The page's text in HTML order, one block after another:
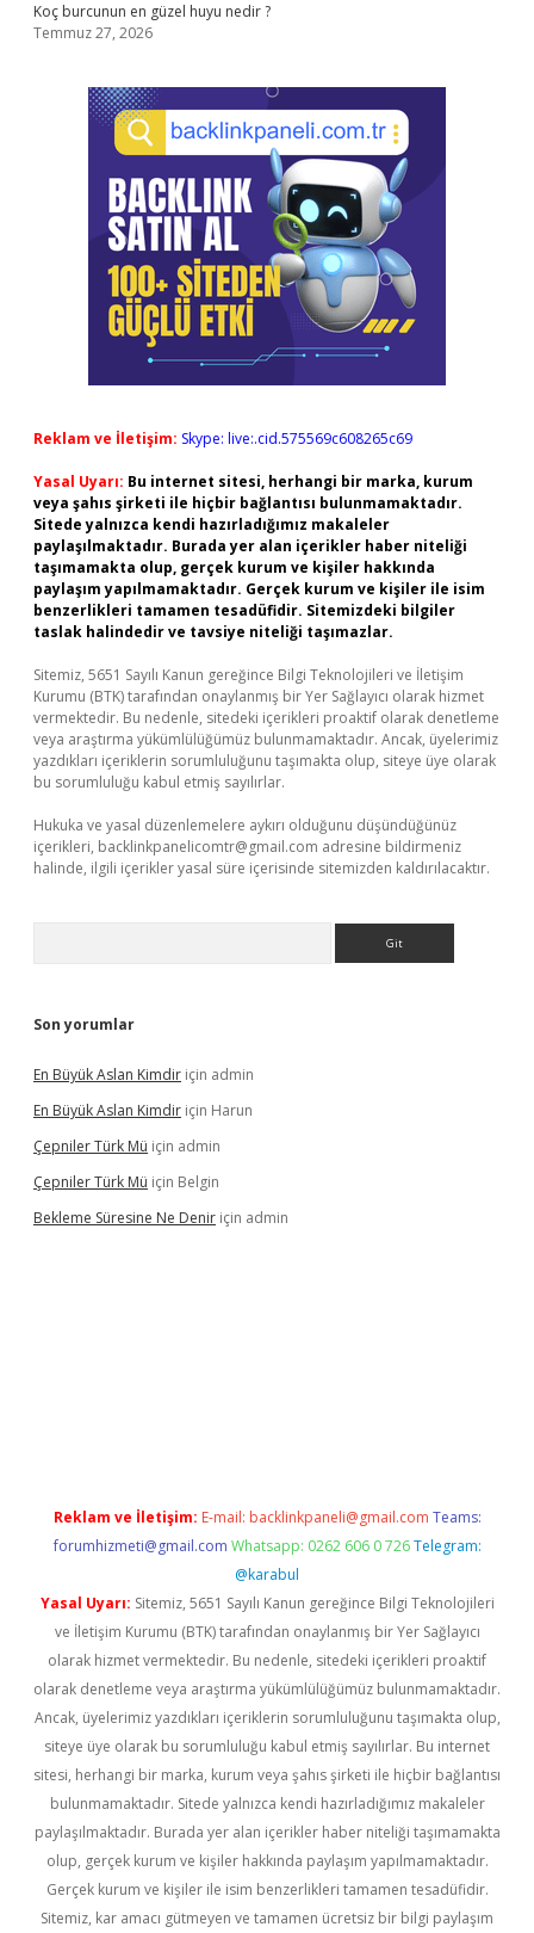
Koç burcunun en güzel huyu nedir ?
Temmuz 27, 2026
Reklam ve İletişim: Skype: live:.cid.575569c608265c69
Yasal Uyarı: Bu internet sitesi, herhangi bir marka, kurum
veya şahıs şirketi ile hiçbir bağlantısı bulunmamaktadır.
Sitede yalnızca kendi hazırladığımız makaleler
paylaşılmaktadır. Burada yer alan içerikler haber niteliği
taşımamakta olup, gerçek kurum ve kişiler hakkında
paylaşım yapılmamaktadır. Gerçek kurum ve kişiler ile isim
benzerlikleri tamamen tesadüfidir. Sitemizdeki bilgiler
taslak halindedir ve tavsiye niteliği taşımazlar.
Sitemiz, 5651 Sayılı Kanun gereğince Bilgi Teknolojileri ve İletişim
Kurumu (BTK) tarafından onaylanmış bir Yer Sağlayıcı olarak hizmet
vermektedir. Bu nedenle, sitedeki içerikleri proaktif olarak denetleme
veya araştırma yükümlülüğümüz bulunmamaktadır. Ancak, üyelerimiz
yazdıkları içeriklerin sorumluluğunu taşımakta olup, siteye üye olarak
bu sorumluluğu kabul etmiş sayılırlar.
Hukuka ve yasal düzenlemelere aykırı olduğunu düşündüğünüz
içerikleri, backlinkpanelicomtr@gmail.com adresine bildirmeniz
halinde, ilgili içerikler yasal süre içerisinde sitemizden kaldırılacaktır.
Son yorumlar
En Büyük Aslan Kimdir için admin
En Büyük Aslan Kimdir için Harun
Çepniler Türk Mü için admin
Çepniler Türk Mü için Belgin
Bekleme Süresine Ne Denir için admin
Reklam ve İletişim: E-mail: backlinkpaneli@gmail.com Teams:
forumhizmeti@gmail.com Whatsapp: 0262 606 0 726 Telegram:
@karabul
Yasal Uyarı: Sitemiz, 5651 Sayılı Kanun gereğince Bilgi Teknolojileri
ve İletişim Kurumu (BTK) tarafından onaylanmış bir Yer Sağlayıcı
olarak hizmet vermektedir. Bu nedenle, sitedeki içerikleri proaktif
olarak denetleme veya araştırma yükümlülüğümüz bulunmamaktadır.
Ancak, üyelerimiz yazdıkları içeriklerin sorumluluğunu taşımakta olup,
siteye üye olarak bu sorumluluğu kabul etmiş sayılırlar. Bu internet
sitesi, herhangi bir marka, kurum veya şahıs şirketi ile hiçbir bağlantısı
bulunmamaktadır. Sitede yalnızca kendi hazırladığımız makaleler
paylaşılmaktadır. Burada yer alan içerikler haber niteliği taşımamakta
olup, gerçek kurum ve kişiler hakkında paylaşım yapılmamaktadır.
Gerçek kurum ve kişiler ile isim benzerlikleri tamamen tesadüfidir.
Sitemiz, kar amacı gütmeyen ve tamamen ücretsiz bir bilgi paylaşım